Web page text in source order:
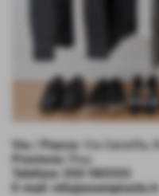
Via / Piazza:
Via Garzella, 81
Provincia:
Pisa
Telefono:
050 985555
E-mail:
info@esempiosito.it